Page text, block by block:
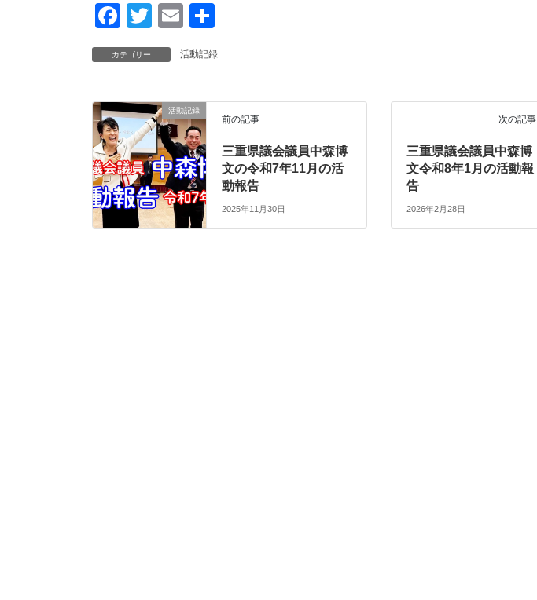
F
a
c
b
o
o
k
T
wi
tt
E
ail
カテゴリー 活動記録
活動記録
前の記事
三重県議会議員中森博
文の令和7年11月の活
動報告
2025年11月30日
次の記事
三重県議会議員中森博
文令和8年1月の活動報
告
2026年2月28日